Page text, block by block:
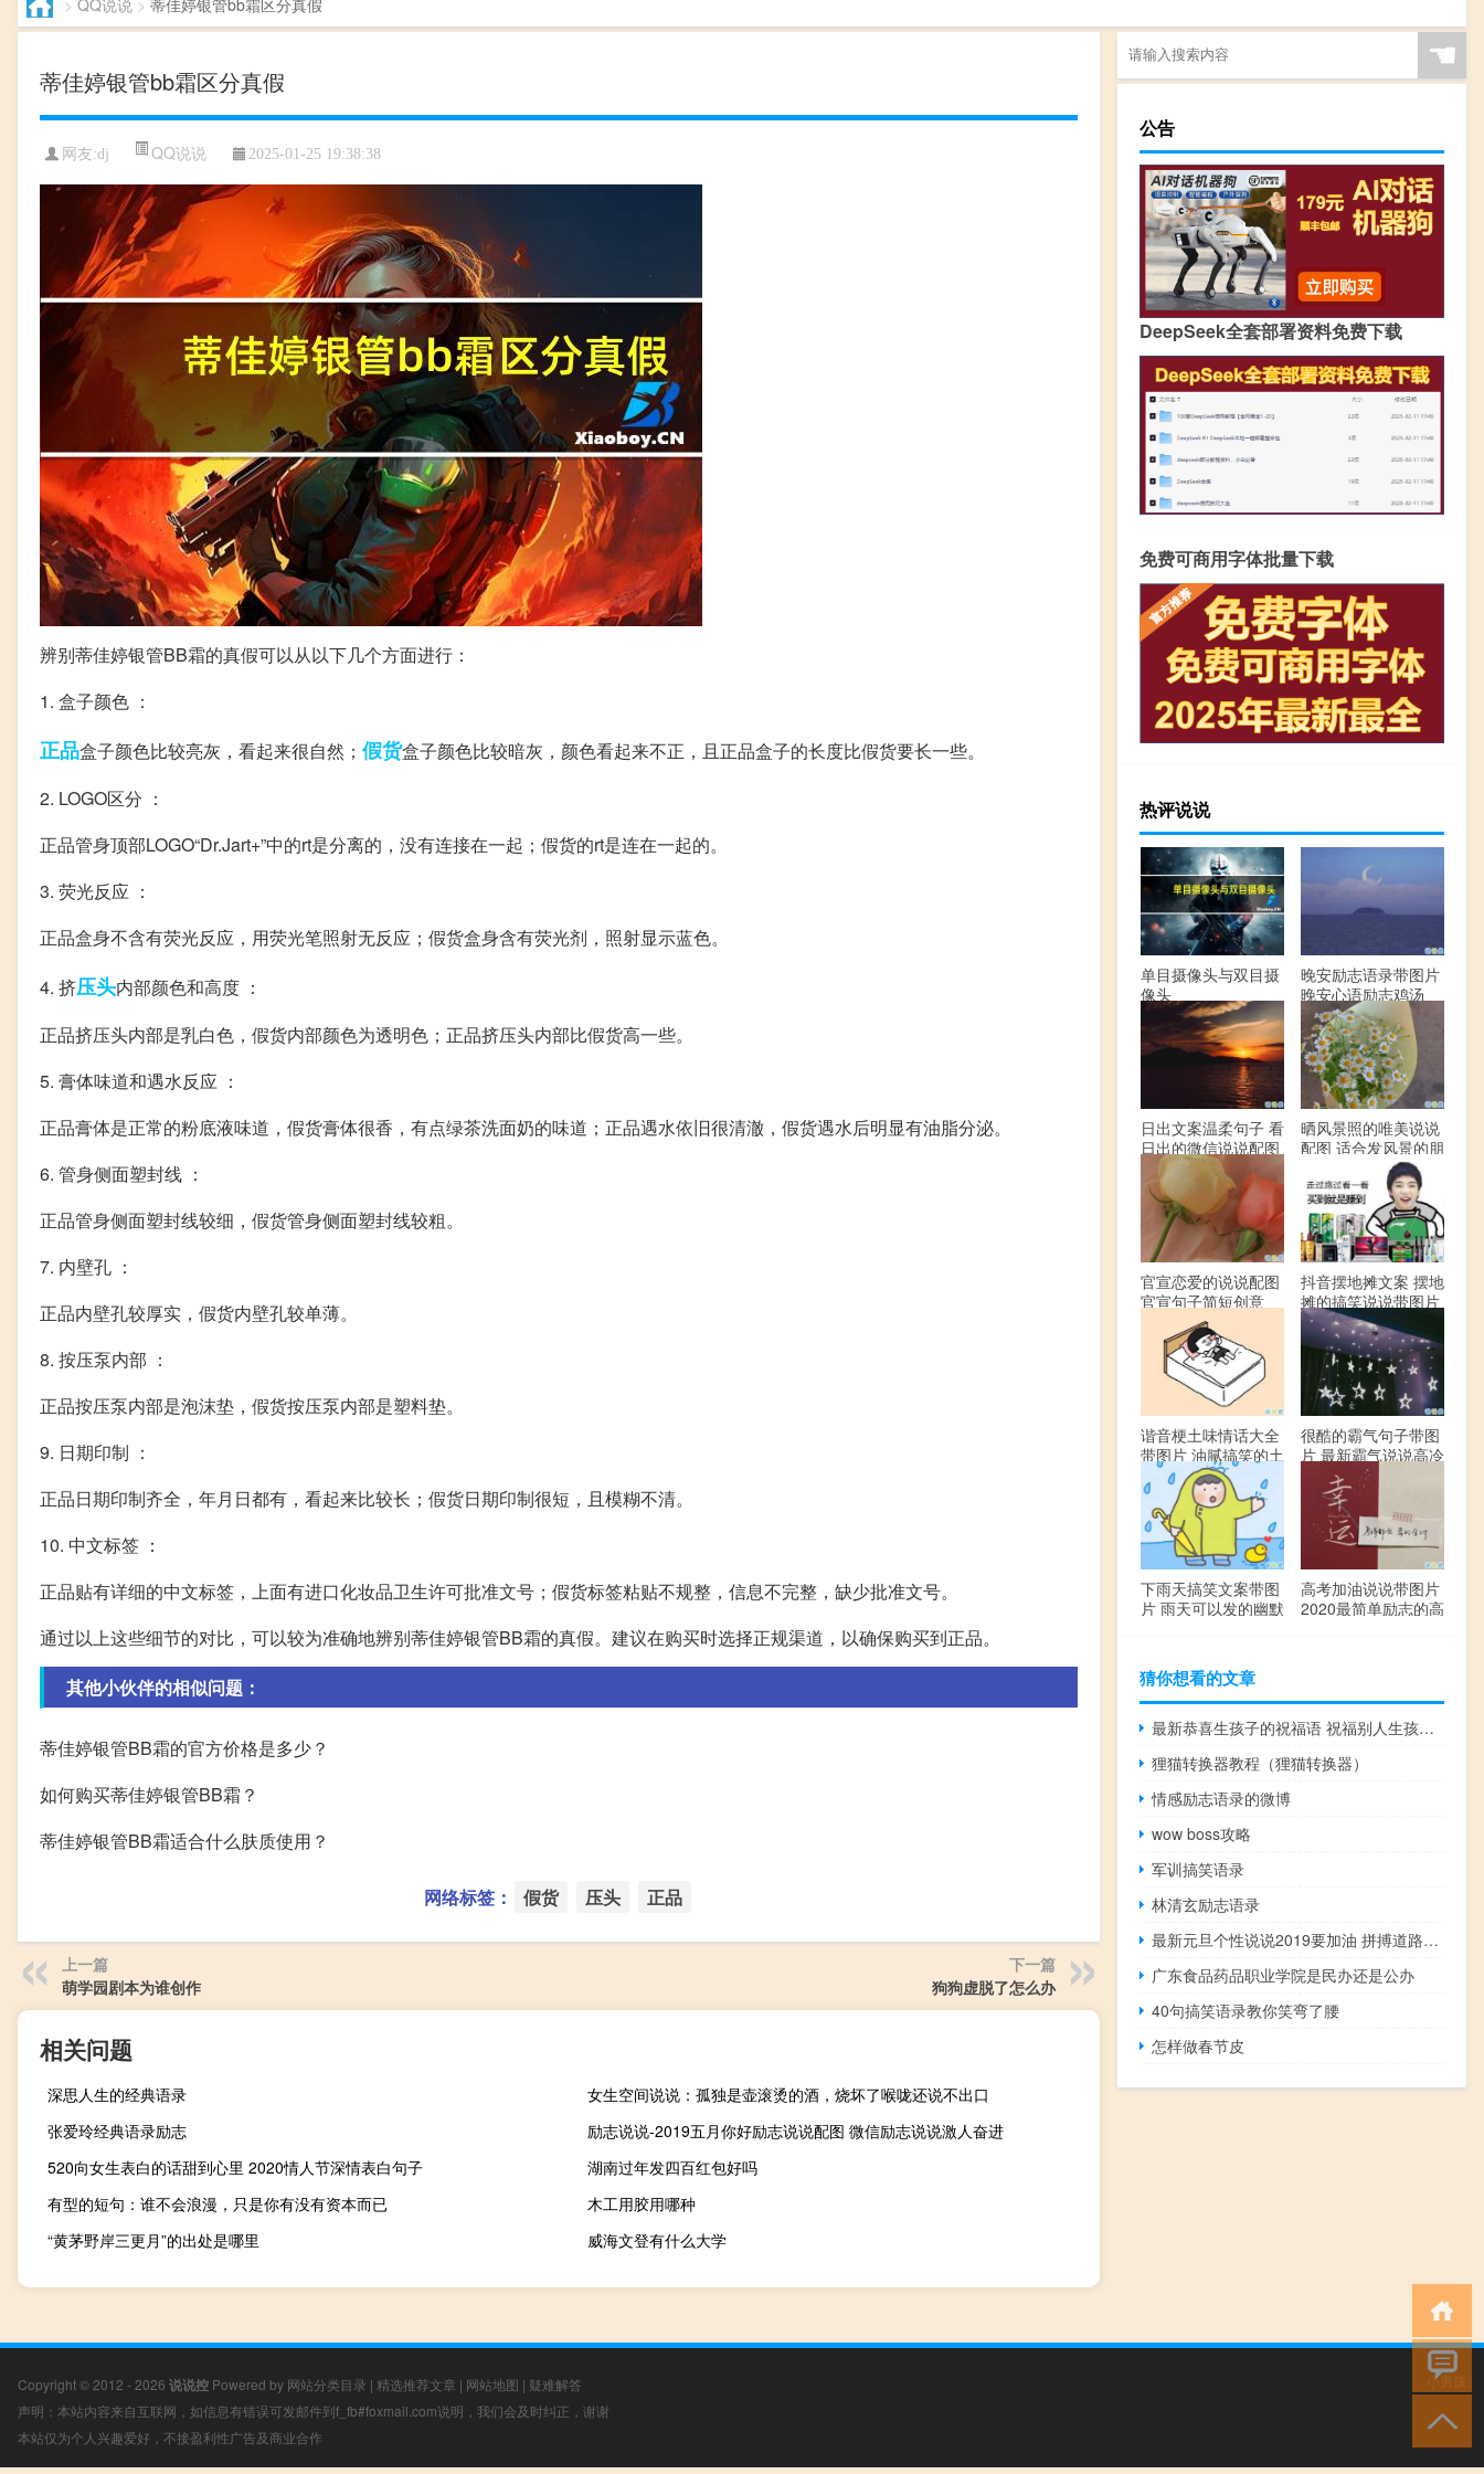
蒂佳婷银管bb霜区分真假
网友:dj QQ说说 2025-01-25 19:38:38
辨别蒂佳婷银管BB霜的真假可以从以下几个方面进行：
1. 盒子颜色 ：
正品盒子颜色比较亮灰，看起来很自然； 假货盒子颜色比较暗灰，颜色看起来不正，且正品盒子的长度比假货要长一些。
2. LOGO区分 ：
正品管身顶部LOGO“Dr.Jart+”中的rt是分离的，没有连接在一起；假货的rt是连在一起的。
3. 荧光反应 ：
正品盒身不含有荧光反应，用荧光笔照射无反应；假货盒身含有荧光剂，照射显示蓝色。
4. 挤压头内部颜色和高度 ：
正品挤压头内部是乳白色，假货内部颜色为透明色；正品挤压头内部比假货高一些。
5. 膏体味道和遇水反应 ：
正品膏体是正常的粉底液味道，假货膏体很香，有点绿茶洗面奶的味道；正品遇水依旧很清澈，假货遇水后明显有油脂分泌。
6. 管身侧面塑封线 ：
正品管身侧面塑封线较细，假货管身侧面塑封线较粗。
7. 内壁孔 ：
正品内壁孔较厚实，假货内壁孔较单薄。
8. 按压泵内部 ：
正品按压泵内部是泡沫垫，假货按压泵内部是塑料垫。
9. 日期印制 ：
正品日期印制齐全，年月日都有，看起来比较长；假货日期印制很短，且模糊不清。
10. 中文标签 ：
正品贴有详细的中文标签，上面有进口化妆品卫生许可批准文号；假货标签粘贴不规整，信息不完整，缺少批准文号。
通过以上这些细节的对比，可以较为准确地辨别蒂佳婷银管BB霜的真假。建议在购买时选择正规渠道，以确保购买到正品。
其他小伙伴的相似问题：
蒂佳婷银管BB霜的官方价格是多少？
如何购买蒂佳婷银管BB霜？
蒂佳婷银管BB霜适合什么肤质使用？
网络标签： 假货 压头 正品
上一篇
萌学园剧本为谁创作
下一篇
狗狗虚脱了怎么办
相关问题
深思人生的经典语录
女生空间说说：孤独是壶滚烫的酒，烧坏了喉咙还说不出口
张爱玲经典语录励志
励志说说-2019五月你好励志说说配图 微信励志说说激人奋进
520向女生表白的话甜到心里 2020情人节深情表白句子
湖南过年发四百红包好吗
有型的短句：谁不会浪漫，只是你有没有资本而已
木工用胶用哪种
“黄茅野岸三更月”的出处是哪里
威海文登有什么大学
☚
公告
DeepSeek全套部署资料免费下载
免费可商用字体批量下载
热评说说
单目摄像头与双目摄
像头
晚安励志语录带图片
晚安心语励志鸡汤
日出文案温柔句子 看
日出的微信说说配图
晒风景照的唯美说说
配图 适合发风景的朋
官宣恋爱的说说配图
官宣句子简短创意
抖音摆地摊文案 摆地
摊的搞笑说说带图片
谐音梗土味情话大全
带图片 油腻搞笑的土
味情话
很酷的霸气句子带图
片 最新霸气说说高冷
下雨天搞笑文案带图
片 雨天可以发的幽默
高考加油说说带图片
2020最简单励志的高
猜你想看的文章
最新恭喜生孩子的祝福语 祝福别人生孩子的句子经典
狸猫转换器教程（狸猫转换器）
情感励志语录的微博
wow boss攻略
军训搞笑语录
林清玄励志语录
最新元旦个性说说2019要加油 拼搏道路上经典的话语
广东食品药品职业学院是民办还是公办
40句搞笑语录教你笑弯了腰
怎样做春节皮
Copyright © 2012 - 2026 说说控 Powered by 网站分类目录 | 精选推荐文章 | 网站地图 | 疑难解答
声明：本站内容来自互联网，如信息有错误可发邮件到f_fb#foxmail.com说明，我们会及时纠正，谢谢
本站仅为个人兴趣爱好，不接盈利性广告及商业合作
小男孩